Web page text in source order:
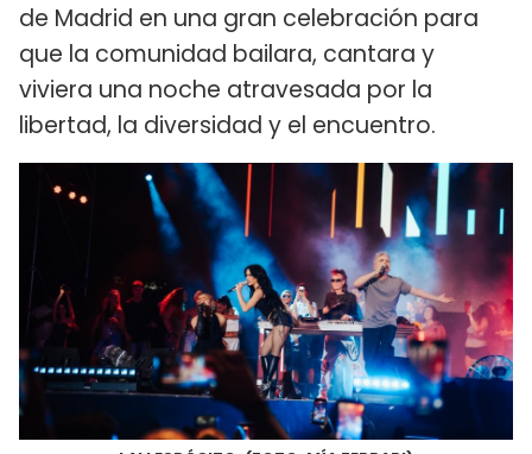
de Madrid en una gran celebración para
que la comunidad bailara, cantara y
viviera una noche atravesada por la
libertad, la diversidad y el encuentro.